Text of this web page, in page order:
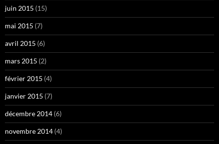
juin 2015 (15)
mai 2015 (7)
avril 2015 (6)
mars 2015 (2)
février 2015 (4)
janvier 2015 (7)
décembre 2014 (6)
novembre 2014 (4)